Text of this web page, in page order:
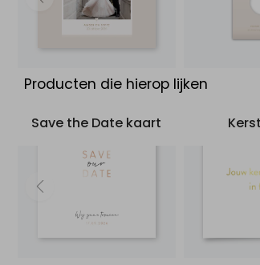
Producten die hierop lijken
Save the Date kaart